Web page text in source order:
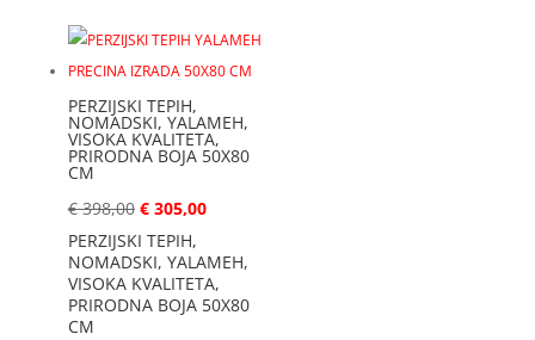
PERZIJSKI TEPIH,
NOMADSKI, YALAMEH,
VISOKA KVALITETA,
PRIRODNA BOJA 50X80
CM
€398,00 €305,00
PERZIJSKI TEPIH,
NOMADSKI, YALAMEH,
VISOKA KVALITETA,
PRIRODNA BOJA 50X80
CM